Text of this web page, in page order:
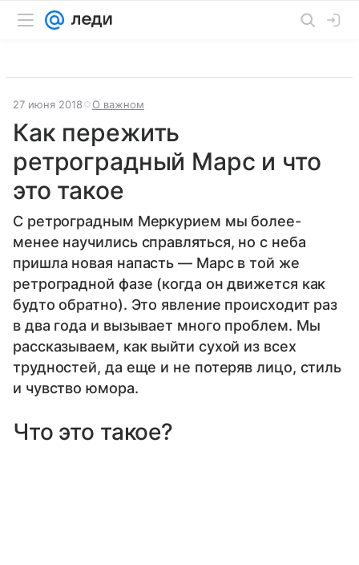
27 июня 2018 О важном
Как пережить
ретроградный Марс и что
это такое
С ретроградным Меркурием мы более-
менее научились справляться, но с неба
пришла новая напасть — Марс в той же
ретроградной фазе (когда он движется как
будто обратно). Это явление происходит раз
в два года и вызывает много проблем. Мы
рассказываем, как выйти сухой из всех
трудностей, да еще и не потеряв лицо, стиль
и чувство юмора.
Что это такое?